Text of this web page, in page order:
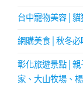
台中寵物美容│
網購美食│秋冬必
彰化旅遊景點│親
家、大山牧場、